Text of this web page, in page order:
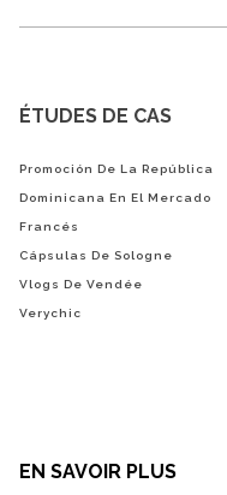
ÉTUDES DE CAS
Promoción De La República
Dominicana En El Mercado
Francés
Cápsulas De Sologne
Vlogs De Vendée
Verychic
EN SAVOIR PLUS